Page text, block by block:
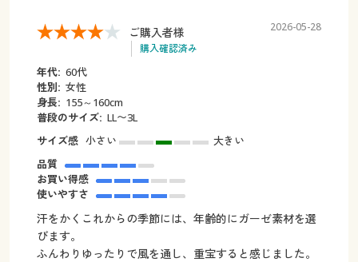
ご購入者様
購入確認済み
2026-05-28
年代: 60代
性別: 女性
身長: 155～160cm
普段のサイズ: LL〜3L
サイズ感 小さい
大きい
品質
お買い得感
使いやすさ
汗をかくこれからの季節には、年齢的にガーゼ素材を選
びます。
ふんわりゆったりで風を通し、重宝すると感じました。